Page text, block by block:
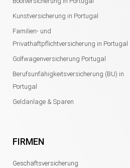
Kunstversicherung in Portugal
Familien- und
Privathaftpflichtversicherung in Portugal
Golfwagenversicherung Portugal
Berufsunfähigkeitsversicherung (BU) in
Portugal
Geldanlage & Sparen
FIRMEN
Geschäftsversicherung